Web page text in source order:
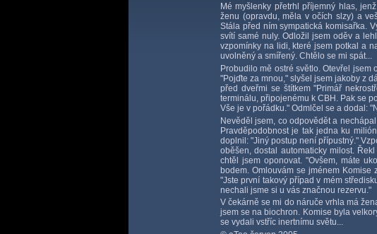
Mé myšlenky přetrhl příjemný hlas,
ženu (opravdu, měla v očích slzy) a
Stála před ním sympatická komisařka.
svítí samé nuly. Odložil jsem oděv a
vzpomínky na lidi, které jsem potkal a
uvolněný a smířený. Chtělo se mi spát...
Probudilo mě ostré světlo. Otevřel
"Pojďte za mnou," slyšel jsem jakoby z
před dveřmi se štítkem "Primář
terminálu, připojenému k CBH. Pak se
Vše je v pořádku." Odmlčel se a dodal:
Nevěděl jsem, co odpovědět a
Pravděpodobnost je tak jedna ku
doplnil: "Jiný postup není přípustný."
oběšen, dostal automaticky milost.
chtěl jsem oponovat. "Ovšem, máte
bodem. Omlouvám se jménem
"Jste první takový případ v mém
nechali jsme si u vás značnou rezervu."
V čekárně se mi do náruče vrhla má
jsem se na biochron. Komise byla
se vydali vstříc inertnímu světu...